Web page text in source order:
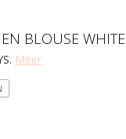
BLOUSE WHITE
Meer